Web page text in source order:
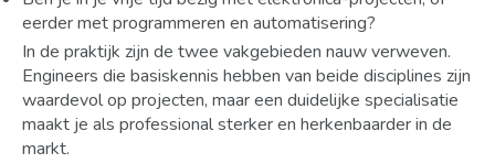
eerder met programmeren en automatisering?
In de praktijk zijn de twee vakgebieden nauw verweven.
Engineers die basiskennis hebben van beide disciplines zijn
waardevol op projecten, maar een duidelijke specialisatie
maakt je als professional sterker en herkenbaarder in de
markt.